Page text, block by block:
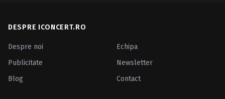
DESPRE ICONCERT.RO
Despre noi
Echipa
Publicitate
Newsletter
Blog
Contact